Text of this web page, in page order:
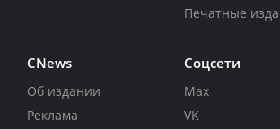
Печатные
CNews
Об издании
Реклама
Соцсети
Max
VK